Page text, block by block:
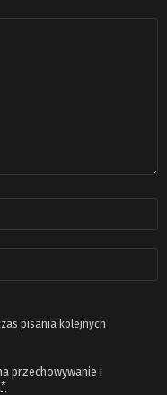
pisania kolejnych
przechowywanie i
*